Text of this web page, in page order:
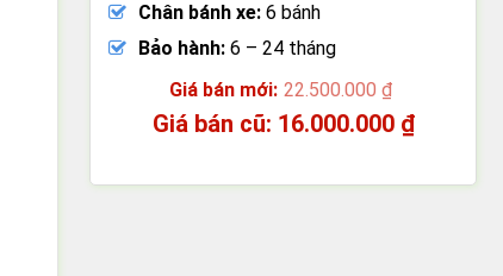
Chân bánh xe: 6 bánh
Bảo hành: 6 – 24 tháng
22.500.000 ₫
Giá
22.500.000 ₫.
16.000.000 ₫
tại